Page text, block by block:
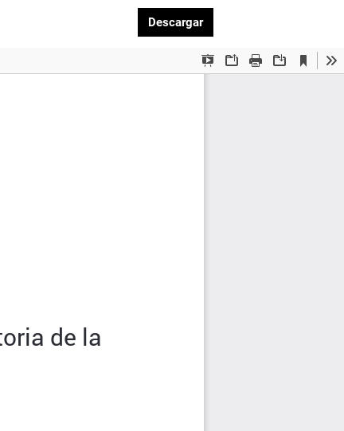
DescargarDescargar PDF